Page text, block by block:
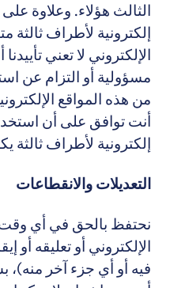
الثالث هؤلاء. وعلاوة على
إلكترونية لأطراف ثالثة
الإلكتروني لا تعني تأييدنا
مسؤولية أو التزام عن
من هذه المواقع
أنت توافق على أن
إلكترونية لأطراف ثالثة
التعديلات والانقطاعات
نحتفظ بالحق في أي وقت
الإلكتروني أو تعليقه أو
فيه أو أي جزء آخر منه)،